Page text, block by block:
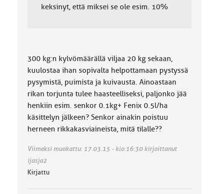
keksinyt, että miksei se ole esim. 10%
300 kg:n kylvömäärällä viljaa 20 kg sekaan,
kuulostaa ihan sopivalta helpottamaan pystyssä
pysymistä, puimista ja kuivausta. Ainoastaan
rikan torjunta tulee haasteelliseksi, paljonko jää
henkiin esim. senkor 0.1kg+ Fenix 0.5l/ha
käsittelyn jälkeen? Senkor ainakin poistuu
herneen rikkakasviaineista, mitä tilalle??
Viimeksi muokattu: 17.03.15 - klo:16:30 kirjoittanut
ijasja2
Kirjattu